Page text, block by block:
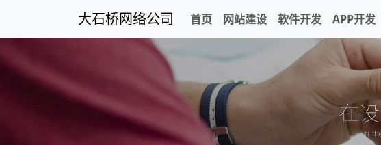
大石桥网络公司 首页 网站建设 软件开发 APP开发